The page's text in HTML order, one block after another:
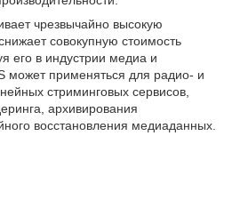
чрезвычайно высокую
совокупную стоимость
его в индустрии медиа и
может применяться для радио- и
стриминговых сервисов,
архивирования
восстановления медиаданных.